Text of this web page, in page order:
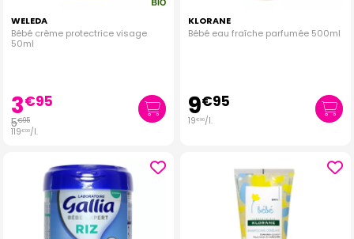
WELEDA
Bébé crème protectrice visage
50ml
3€95
5€95
119€00/l.
KLORANE
Bébé eau fraîche parfumée 500ml
9€95
19€90/l.